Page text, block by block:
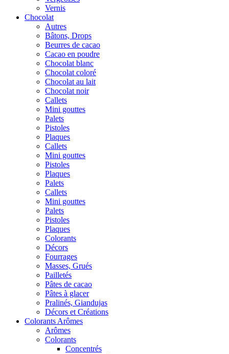
Vernis
Chocolat
Autres
Bâtons, Drops
Beurres de cacao
Cacao en poudre
Chocolat blanc
Chocolat coloré
Chocolat au lait
Chocolat noir
Callets
Mini gouttes
Palets
Pistoles
Plaques
Callets
Mini gouttes
Pistoles
Plaques
Palets
Callets
Mini gouttes
Palets
Pistoles
Plaques
Colorants
Décors
Fourrages
Masses, Grués
Pailletés
Pâtes de cacao
Pâtes à glacer
Pralinés, Giandujas
Décors et Créations
Colorants Arômes
Arômes
Colorants
Concentrés